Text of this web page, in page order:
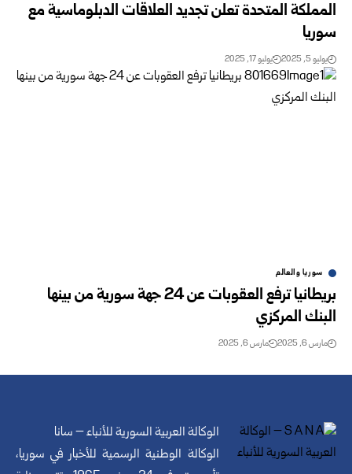
المملكة المتحدة تعلن تجديد العلاقات الدبلوماسية مع
سوريا
يوليو 5, 2025 يوليو 17, 2025
سوريا والعالم
بريطانيا ترفع العقوبات عن 24 جهة سورية من بينها
البنك المركزي
مارس 6, 2025 مارس 6, 2025
الوكالة العربية السورية للأنباء – سانا
الوكالة الوطنية الرسمية للأخبار في سوريا،